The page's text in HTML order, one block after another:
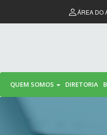
Pular para o conteúdoÁREA DO
QUEM SOMOS DIRETORIA